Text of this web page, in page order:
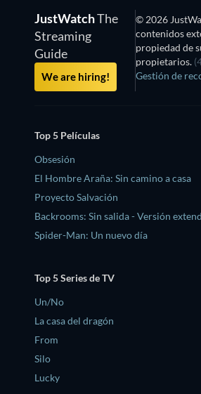
JustWatchThe
Streaming
Guide
We are hiring!
© 2026
contenidos
propiedad de
propietarios.
Gestión de
Top 5 Películas
Obsesión
El Hombre Araña: Sin camino a casa
Proyecto Salvación
Backrooms: Sin salida - Versión
Spider-Man: Un nuevo día
Top 5 Series de TV
Un/No
La casa del dragón
From
Silo
Lucky